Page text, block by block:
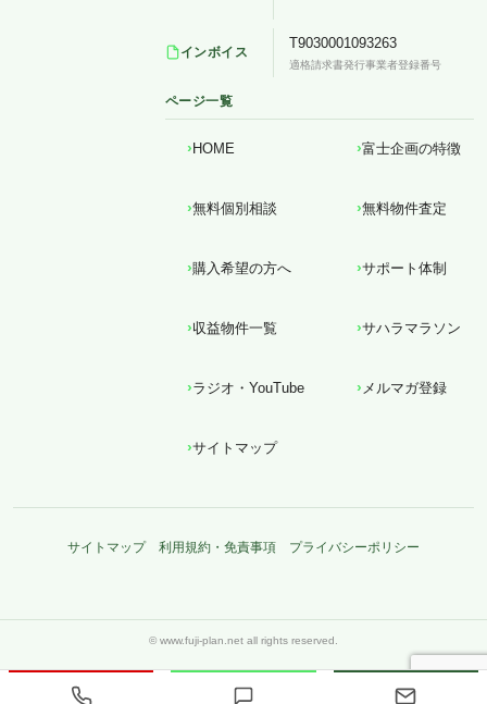
インボイス
T9030001093263
適格請求書発行事業者登録番号
ページ一覧
HOME 富士企画の特徴
無料個別相談 無料物件査定
購入希望の方へ サポート体制
収益物件一覧 サハラマラソン
ラジオ・YouTube メルマガ登録
サイトマップ
サイトマップ 利用規約・免責事項 プライバシーポリシー